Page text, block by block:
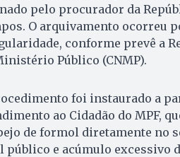
pelo procurador da
O arquivamento ocorreu
conforme prevê a
Público (CNMP).
foi instaurado a
ao Cidadão do MPF,
de formol diretamente no
público e acúmulo excessivo